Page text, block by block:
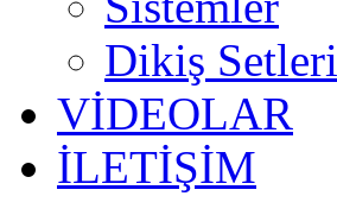
Dikiş Setleri
VİDEOLAR
İLETİŞİM